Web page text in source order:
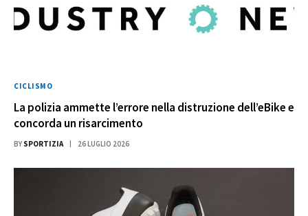
CICLISMO
La polizia ammette l’errore nella distruzione dell’eBike e
concorda un risarcimento
BY SPORTIZIA 26 LUGLIO 2026